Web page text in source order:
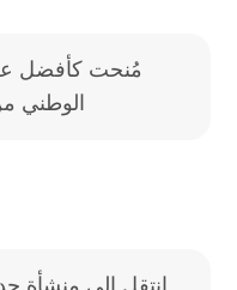
مُنحت كأفضل